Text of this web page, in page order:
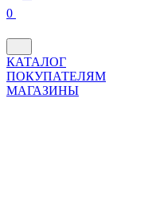
0
КАТАЛОГ
ПОКУПАТЕЛЯМ
МАГАЗИНЫ